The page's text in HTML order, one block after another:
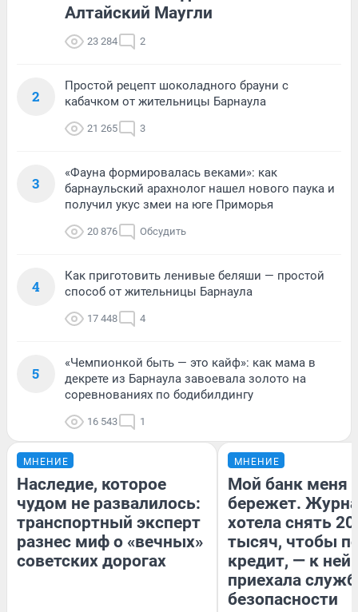
Алтайский Маугли
23 284 2
2
Простой рецепт шоколадного брауни с
кабачком от жительницы Барнаула
21 265 3
3
«Фауна формировалась веками»: как
барнаульский арахнолог нашел нового паука и
получил укус змеи на юге Приморья
20 876 Обсудить
4
Как приготовить ленивые беляши — простой
способ от жительницы Барнаула
17 448 4
5
«Чемпионкой быть — это кайф»: как мама в
декрете из Барнаула завоевала золото на
соревнованиях по бодибилдингу
16 543 1
МНЕНИЕ
Наследие, которое
чудом не развалилось:
транспортный эксперт
разнес миф о «вечных»
советских дорогах
МНЕНИЕ
Мой банк меня
бережет.
хотела снять
тысяч, чтобы
кредит, — к
приехала
безопасности